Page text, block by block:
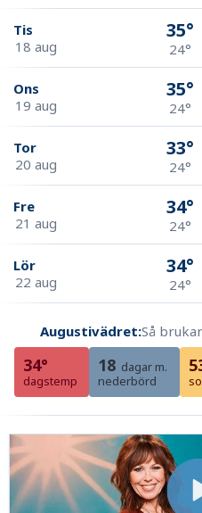
Tis
18 aug
35°
24°
Ons
19 aug
35°
24°
Tor
20 aug
33°
24°
Fre
21 aug
34°
24°
Lör
22 aug
34°
24°
Augustivädret:Så
34°
dagstemp
18 dagar m.
nederbörd